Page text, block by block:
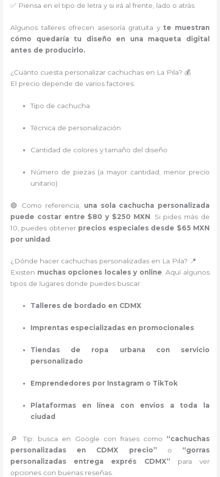
✅ Piensa en el tipo de letra y si irá al frente, lado o atrás
Algunos talleres ofrecen asesoría gratuita y te muestran
cómo quedaría tu diseño en una maqueta digital
antes de producirlo.
¿Cuánto cuesta personalizar cachuchas en La Pila? 💰
El precio depende de varios factores:
Tipo de cachucha
Técnica de personalización
Cantidad de colores y tamaño del diseño
Número de piezas (a mayor cantidad, menor precio
unitario)
🟢 Como referencia, una sola cachucha personalizada
puede costar entre $80 y $250 MXN . Si pides más de
10, puedes obtener precios especiales desde $65 MXN
por unidad
¿Dónde hacer cachuchas personalizadas en La Pila? 📍
Existen muchas opciones locales y online. Aquí algunos
tipos de lugares donde puedes buscar:
Talleres de bordado en CDMX
Imprentas especializadas en promocionales
Tiendas de ropa urbana con servicio
personalizado
Emprendedores por Instagram o TikTok
Plataformas en línea con envíos a toda la
ciudad
🔎 Tip: busca en Google con frases como “cachuchas
personalizadas en CDMX precio” o “gorras
personalizadas entrega exprés CDMX” para ver
opciones con buenas reseñas.